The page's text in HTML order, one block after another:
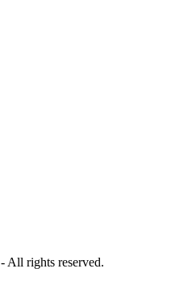
- All rights reserved.